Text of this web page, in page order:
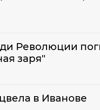
Революции
заря"
в Иванове